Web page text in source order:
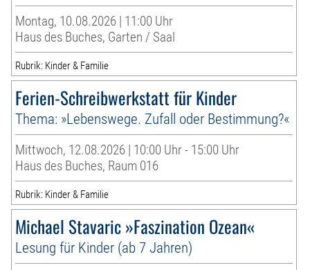
Montag, 10.08.2026 | 11:00 Uhr
Haus des Buches, Garten / Saal
Rubrik: Kinder & Familie
Ferien-Schreibwerkstatt für Kinder
Thema: »Lebenswege. Zufall oder Bestimmung?«
Mittwoch, 12.08.2026 | 10:00 Uhr - 15:00 Uhr
Haus des Buches, Raum 016
Rubrik: Kinder & Familie
Michael Stavaric »Faszination Ozean«
Lesung für Kinder (ab 7 Jahren)